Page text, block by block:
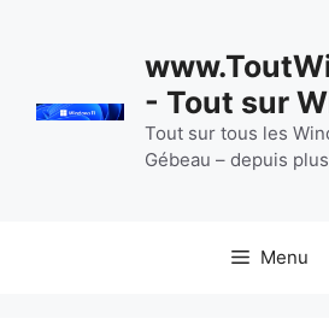
- Tout sur
Tout sur tous les
Gébeau – depuis
Menu